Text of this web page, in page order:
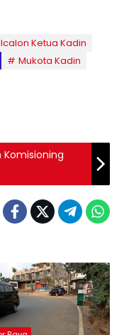
Ketua Kadin
Mukota Kadin
Komisioning